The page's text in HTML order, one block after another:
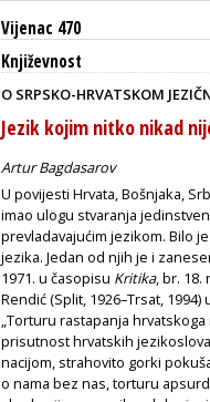
Vijenac 470
Književnost
O SRPSKO-HRVATSKOM
Jezik kojim nitko nikad
Artur Bagdasarov
U povijesti Hrvata, Bošnjaka,
imao ulogu stvaranja
prevladavajućim jezikom. Bilo
jezika. Jedan od njih je i
1971. u časopisu Kritika, br.
Rendić (Split, 1926–Trsat, 1994)
„Torturu rastapanja
prisutnost hrvatskih
nacijom, strahovito gorki
o nama bez nas, torturu